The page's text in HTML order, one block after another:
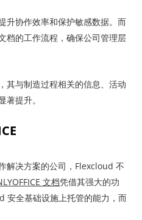
升协作效率和保护敏感数据。而
档的工作流程，确保公司管理层
其与制造过程相关的信息、活动
提升。
解决方案的公司，Flexcloud 不
文档凭借其强大的功
安全基础设施上托管的能力，而